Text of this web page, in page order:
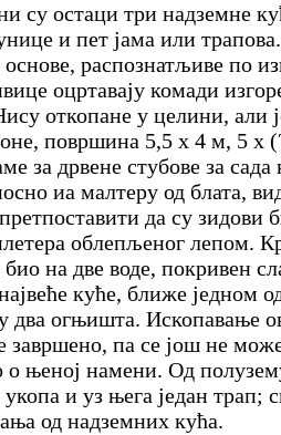
су остаци три надземне
и пет јама или
основе, распознатљиве по
оцртавају комади
откопане у целини, али
површина 5,5 х 4 м, 5 х
за дрвене стубове за
иа малтеру од блата,
да су зидови
облепљеног лепом.
на две воде, покривен
куће, ближе једном
два огњишта. Ископавање
завршено, па се још не
о њеној намени. Од
и уз њега један трап;
од надземних кућа.